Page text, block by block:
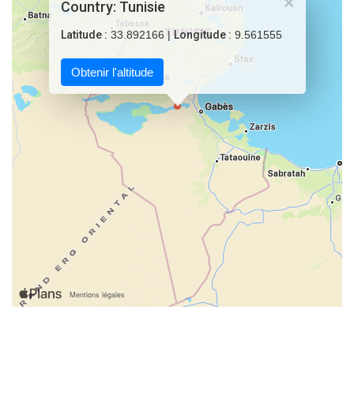
Country: Tunisie
Latitude : 33.892166 |Longitude : 9.561555
Obtenir l'altitude